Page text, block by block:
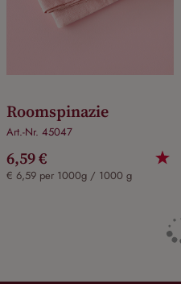
Roomspinazie
Art.-Nr. 45047
6,59 €
€ 6,59 per 1000g / 1000 g